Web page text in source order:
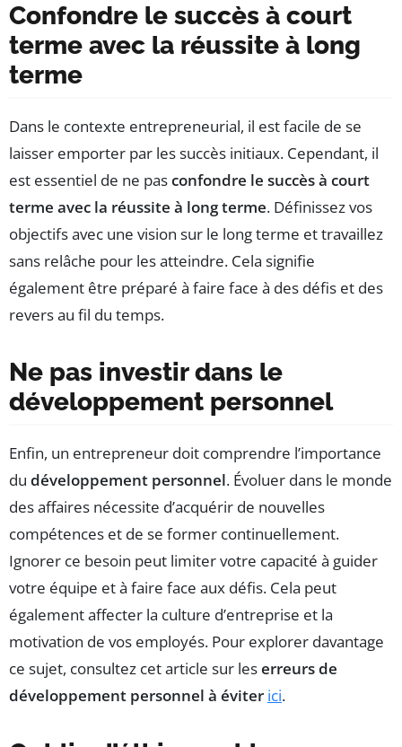
Confondre le succès à court
terme avec la réussite à long
terme
Dans le contexte entrepreneurial, il est facile de se
laisser emporter par les succès initiaux. Cependant, il
est essentiel de ne pasconfondre le succès à court
terme avec la réussite à long terme. Définissez vos
objectifs avec une vision sur le long terme et travaillez
sans relâche pour les atteindre. Cela signifie
également être préparé à faire face à des défis et des
revers au fil du temps.
Ne pas investir dans le
développement personnel
Enfin, un entrepreneur doit comprendre l’importance
du développement personnel. Évoluer dans le monde
des affaires nécessite d’acquérir de nouvelles
compétences et de se former continuellement.
Ignorer ce besoin peut limiter votre capacité à guider
votre équipe et à faire face aux défis. Cela peut
également affecter la culture d’entreprise et la
motivation de vos employés. Pour explorer davantage
ce sujet, consultez cet article sur leserreurs de
développement personnel à éviter ici.